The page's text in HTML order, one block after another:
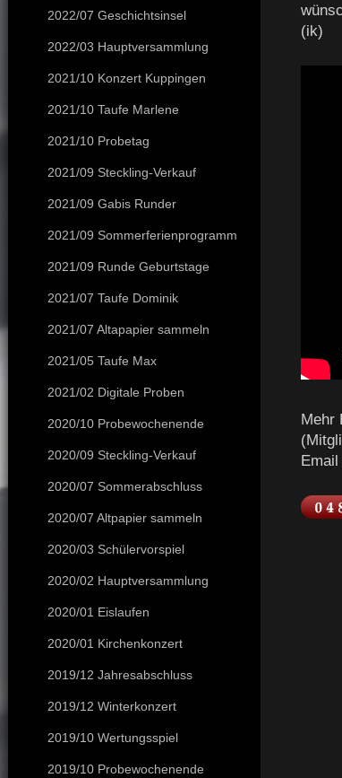
(ik)
Mehr
2022/07 Geschichtsinsel
2022/03 Hauptversammlung
2021/10 Konzert Kuppingen
2021/10 Taufe Marlene
2021/10 Probetag
2021/09 Steckling-Verkauf
2021/09 Gabis Runder
2021/09 Sommerferienprogramm
2021/09 Runde Geburtstage
2021/07 Taufe Dominik
2021/07 Altapapier sammeln
2021/05 Taufe Max
2021/02 Digitale Proben
2020/10 Probewochenende
2020/09 Steckling-Verkauf
2020/07 Sommerabschluss
2020/07 Altpapier sammeln
2020/03 Schülervorspiel
2020/02 Hauptversammlung
2020/01 Eislaufen
2020/01 Kirchenkonzert
2019/12 Jahresabschluss
2019/12 Winterkonzert
2019/10 Wertungsspiel
2019/10 Probewochenende